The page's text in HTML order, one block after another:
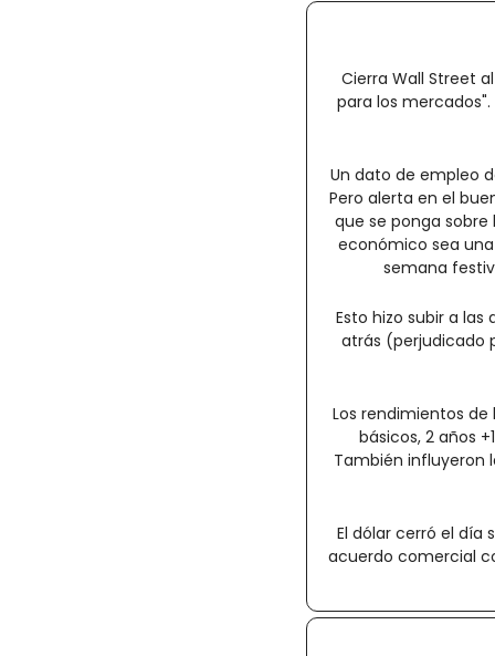
Cierra Wall Street
para los mercados".
Un dato de empleo
Pero alerta en el
que se ponga
económico sea
semana
Esto hizo subir a
atrás (perjudicado
Los rendimientos
básicos, 2 años
También influyeron
El dólar cerró el día
acuerdo comercial